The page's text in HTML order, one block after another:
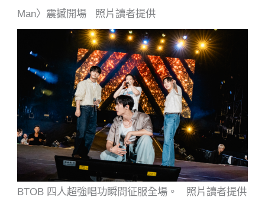
Man〉震撼開場 照片讀者提供
BTOB 四人超強唱功瞬間征服全場。 照片讀者提供